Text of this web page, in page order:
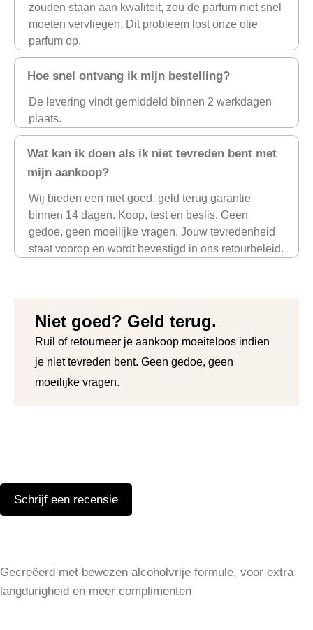
zouden staan aan kwaliteit, zou de parfum niet snel
moeten vervliegen. Dit probleem lost onze olie
parfum op.
Hoe snel ontvang ik mijn bestelling?
De levering vindt gemiddeld binnen 2 werkdagen
plaats.
Wat kan ik doen als ik niet tevreden bent met
mijn aankoop?
Wij bieden een niet goed, geld terug garantie
binnen 14 dagen. Koop, test en beslis. Geen
gedoe, geen moeilijke vragen. Jouw tevredenheid
staat voorop en wordt bevestigd in ons retourbeleid.
Niet goed? Geld terug.
Ruil of retourneer je aankoop moeiteloos indien
je niet tevreden bent. Geen gedoe, geen
moeilijke vragen.
Schrijf een recensie
Je e-mailadres wordt niet gepubliceerd.
Gecreëerd met bewezen alcoholvrije formule, voor extra
langdurigheid en meer complimenten